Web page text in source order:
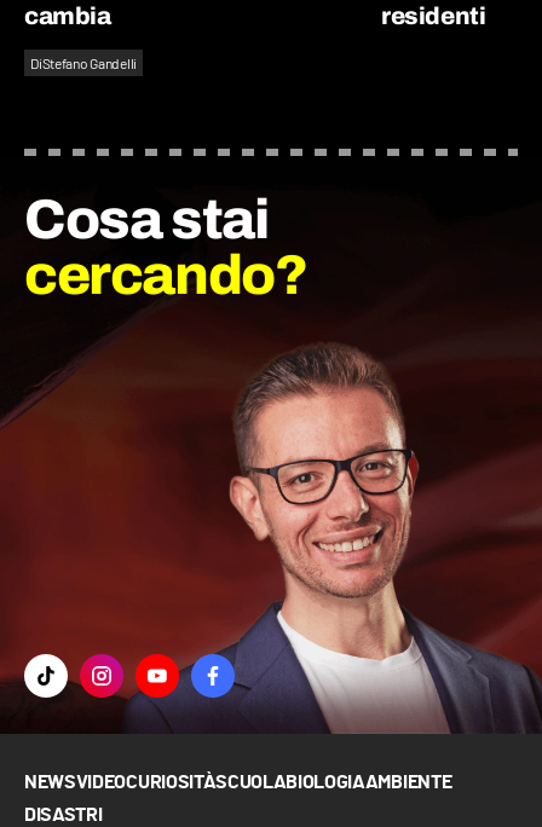
cambia
DiStefano Gandelli
residenti
Cosa stai
cercando?
NEWSVIDEOCURIOSITÀSCUOLABIOLOGIAAMBIENTE
DISASTRI